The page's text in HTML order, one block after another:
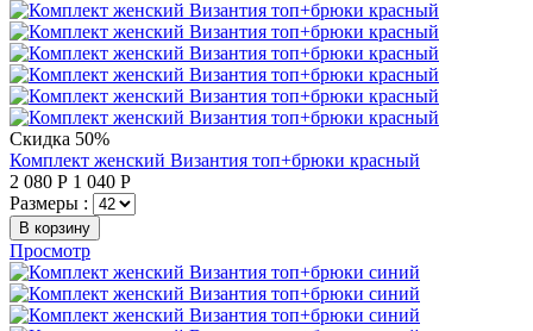
Скидка 50%
Комплект женский Византия топ+брюки красный
2 080 Р 1 040 Р
Размеры :
В корзину
Просмотр